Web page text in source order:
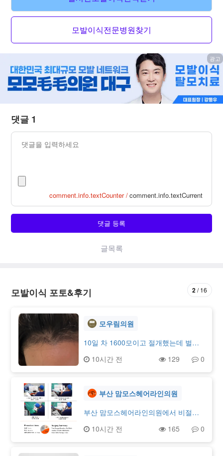
모발이식전문병원찾기
광고
댓글 1
comment.info.textCounter /comment.info.textCurrent
댓글 등록
글목록
모발이식 포토&후기 2 16
모우림의원
10일 차 1600모이고 절개했는데 벌써
요…2주 뒤 실밥 제거라 아직 실밥은 그
대로고 뒤통수는 욱신거리지만 머리감
운합니다.이식부위는 건드리지않고 병
니다. 생착 스프레이는 건조하거나 각
어요. 2주만 뿌리면 된다고하는데 딱 그
정도 분량인거 같습니다.아 좀더 일찍
10시간 전 129 0
부산 맘모스헤어라인의원
부산 맘모스헤어라인의원에서 비절개
다. 저 처럼 전두부 밀도 때문에 고민하
시는 분들께 도움이 될까 싶어 수술 과
10시간 전 165 0